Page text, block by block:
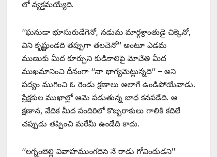
లో వ్యక్తమయ్యేది.
‘‘ఘనుడా భూసురుడేగెనో, నడుమ మార్గశ్రాంతుడై చిక్కెనో,
విని కృష్ణుండది తప్పుగా తలచెనో’’ అంటూ ఎడమ
ముణుకు మీద కూర్చుని కుడికాలిపై మోచేతి మీద
ముఖమానించి దీనంగా ‘‘నా భాగ్యమెట్లున్నది’’ – అని
పద్యం ముగించి ఓ రెండు క్షణాలు అలాగే ఉండిపోయేవాడు.
ప్రేక్షకుల ముఖాల్లో ఆమె పడుతున్న బాధ కనపడేది. ఆ
క్షణాన, వేదిక మీద పందిరిలో కొబ్బరాకులు గాలికి కదిలే
చప్పుడు తప్పించి మరేమీ ఉండేది కాదు.
‘‘లగ్నంబెల్లి వివాహముంగదిసె నే రాడు గోవిందుడని’’